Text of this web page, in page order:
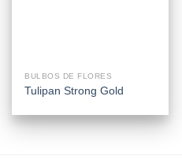
BULBOS DE FLORES
Tulipan Strong Gold